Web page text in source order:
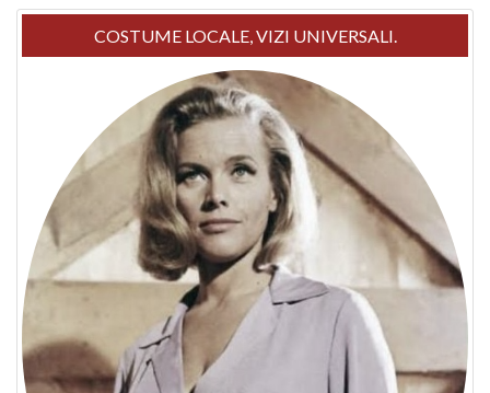
COSTUME LOCALE, VIZI UNIVERSALI.